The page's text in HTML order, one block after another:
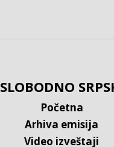
SLOBODNO
Početna
Arhiva emisija
Video izveštaji